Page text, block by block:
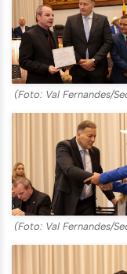
(Foto: Val Fernandes/
(Foto: Val Fernandes/